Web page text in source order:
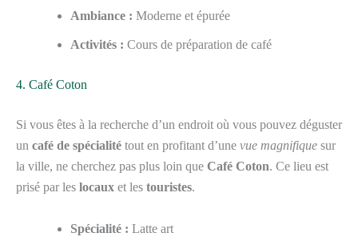
Ambiance : Moderne et épurée
Activités : Cours de préparation de café
4. Café Coton
Si vous êtes à la recherche d’un endroit où vous pouvez déguster
un café de spécialité tout en profitant d’une vue magnifique sur
la ville, ne cherchez pas plus loin que Café Coton. Ce lieu est
prisé par les locaux et les touristes.
Spécialité : Latte art